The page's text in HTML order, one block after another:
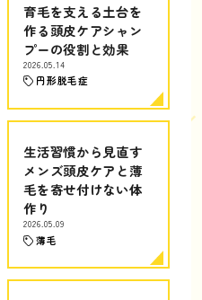
育毛を支える土台を
作る頭皮ケアシャン
プーの役割と効果
2026.05.14
円形脱毛症
生活習慣から見直す
メンズ頭皮ケアと薄
毛を寄せ付けない体
作り
2026.05.09
薄毛